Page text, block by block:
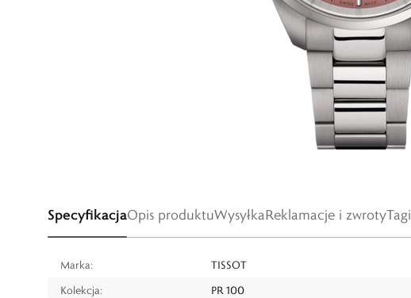
SpecyfikacjaOpis produktuWysyłkaReklamacje i zwrotyTagi
Marka:
TISSOT
Kolekcja:
PR 100